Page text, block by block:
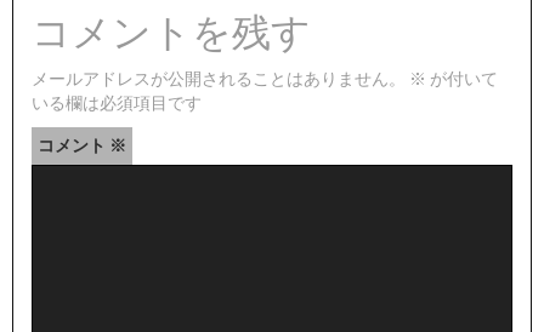
コメントを残す
メールアドレスが公開されることはありません。 ※ が付いて
いる欄は必須項目です
コメント ※